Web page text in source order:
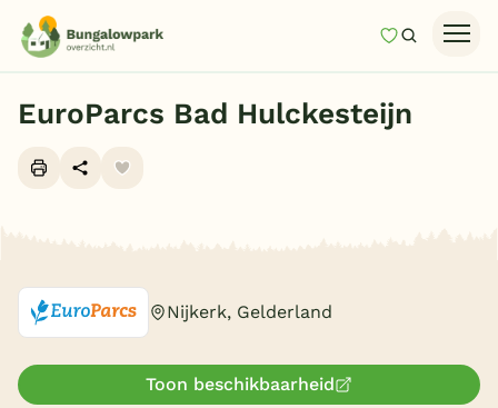
MijnZoeken
Last minutes
Onze vakantiegidsen
EuroParcs Bad Hulckesteijn
Nijkerk, Gelderland
Toon beschikbaarheid